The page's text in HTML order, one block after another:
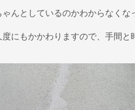
ゃんとしているのかわからなくな
にもかかわりますので、手間と